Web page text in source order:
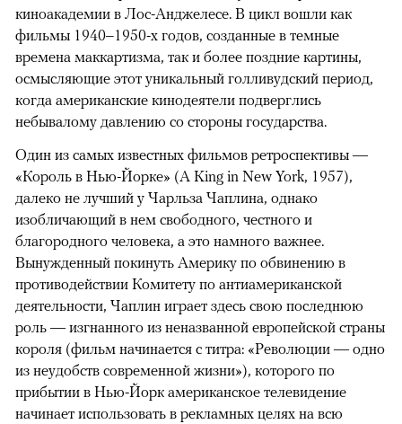
киноакадемии в Лос-Анджелесе. В цикл вошли как
фильмы 1940–1950-х годов, созданные в темные
времена маккартизма, так и более поздние картины,
осмысляющие этот уникальный голливудский период,
когда американские кинодеятели подверглись
небывалому давлению со стороны государства.
Один из самых известных фильмов ретроспективы —
«Король в Нью-Йорке» (A King in New York, 1957),
далеко не лучший у Чарльза Чаплина, однако
изобличающий в нем свободного, честного и
благородного человека, а это намного важнее.
Вынужденный покинуть Америку по обвинению в
противодействии Комитету по антиамериканской
деятельности, Чаплин играет здесь свою последнюю
роль — изгнанного из неназванной европейской страны
короля (фильм начинается с титра: «Революции — одно
из неудобств современной жизни»), которого по
прибытии в Нью-Йорк американское телевидение
начинает использовать в рекламных целях на всю